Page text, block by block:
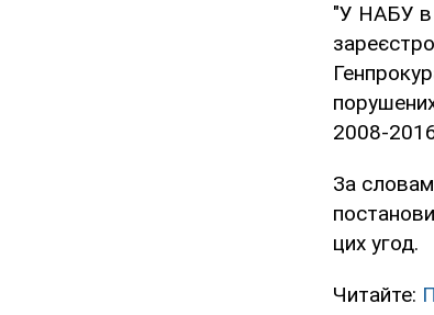
"У НАБУ в
2008-
За
цих угод.
Читайте: